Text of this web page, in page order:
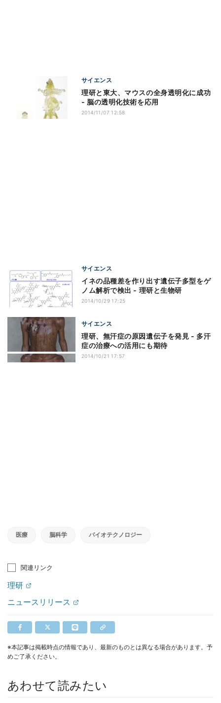
サイエンス
理研と東大、マウスの全身透明化に成功
- 脳の透明化技術を応用
2014/11/07 12:58
サイエンス
イネの品種差を作り出す遺伝子多型をゲ
ノム解析で検出 - 理研と生物研
2014/10/29 17:25
サイエンス
理研、無汗症の原因遺伝子を発見 - 多汗
症の治療への活用にも期待
2014/10/21 17:57
医療 脳科学 バイオテクノロジー
関連リンク
理研
ニュースリリース
※本記事は掲載時点の情報であり、最新のものとは異なる場合があります。予
めご了承ください。
あわせて読みたい